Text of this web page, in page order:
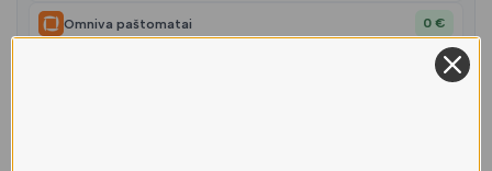
Omniva paštomatai 0 €
4,99 €